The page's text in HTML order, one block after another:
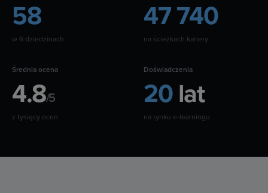
58
w 6 dziedzinach
47 740
na ścieżkach kariery
Średnia ocena
4.8/5
z tysięcy ocen
Doświadczenia
20lat
na rynku e-learningu